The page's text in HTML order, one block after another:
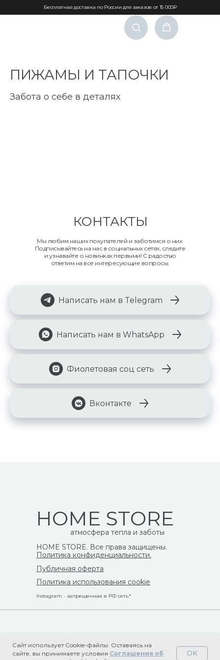
Бесплатная доставка по России для заказов от 15 000₽
ПИЖАМЫ И ТАПОЧКИ
Забота о себе в деталях
КОНТАКТЫ
Мы любим наших покупателей и заботимся о них.
Подписывайтесь на нас в социальных сетях, следите
и узнавайте о новинках первыми! С радостью
ответим на все интересующие вопросы.
Написать нам в Telegram
Написать нам в WhatsApp
Фиолетовая соц сеть
Вконтакте
Сайт использует Cookie-файлы. Оставаясь на
сайте, вы принимаете условия Соглашения об
OK
HOME STORE
Политика использования cookie
Публичная оферта
HOME STORE. Все права защищены.
Политика конфиденциальности.
Instagram - запрещенная в РФ сеть*
атмосфера тепла и заботы
Made on Tilda